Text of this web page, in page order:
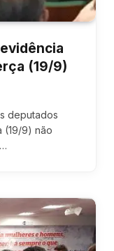
(19/9)
deputados
(19/9) não